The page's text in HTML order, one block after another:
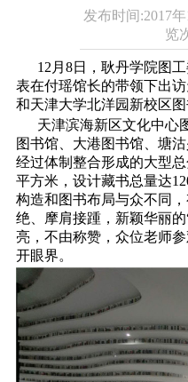
发布时间:2017
览
12月8日，耿丹学院图工
表在付瑶馆长的带领下出
和天津大学北洋园新校区图
天津滨海新区文化中心
图书馆、大港图书馆、塘
经过体制整合形成的大型
平方米，设计藏书总量达
构造和图书布局与众不同
绝、摩肩接踵，新颖华丽
亮，不由称赞，众位老师
开眼界。